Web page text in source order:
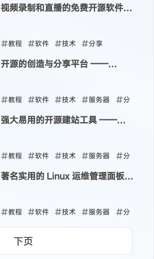
2024-04-11
视频录制和直播的免费开源软件
教程 软件 技术 分享
2024-04-11
开源的创造与分享平台 ——
教程 软件 技术 服务器 分
享
强大易用的开源建站工具 ——
教程 软件 技术 服务器 分
享
著名实用的 Linux 运维管理面板
教程 软件 技术 服务器 分
下页